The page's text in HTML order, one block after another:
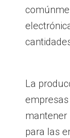
La
mantener
para las